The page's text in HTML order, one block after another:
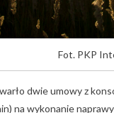
Fot. PKP
dwie umowy z
na wykonanie